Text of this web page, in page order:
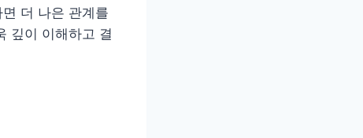
더 나은 관계를
깊이 이해하고 결